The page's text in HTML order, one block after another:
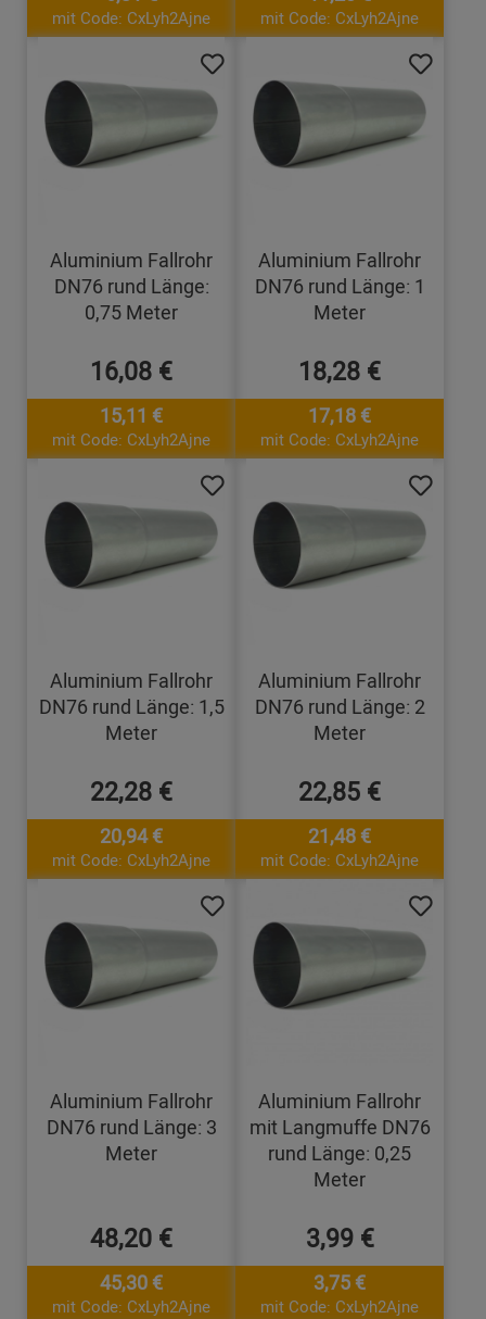
mit Code: CxLyh2Ajne mit Code: CxLyh2Ajne
Aluminium Fallrohr
DN76 rund Länge:
0,75 Meter
16,08 €
15,11 €
mit Code: CxLyh2Ajne
Aluminium Fallrohr
DN76 rund Länge: 1
Meter
18,28 €
17,18 €
mit Code: CxLyh2Ajne
Aluminium Fallrohr
DN76 rund Länge: 1,5
Meter
22,28 €
20,94 €
mit Code: CxLyh2Ajne
Aluminium Fallrohr
DN76 rund Länge: 2
Meter
22,85 €
21,48 €
mit Code: CxLyh2Ajne
Aluminium Fallrohr
DN76 rund Länge: 3
Meter
48,20 €
45,30 €
mit Code: CxLyh2Ajne
Aluminium Fallrohr
mit Langmuffe DN76
rund Länge: 0,25
Meter
3,99 €
3,75 €
mit Code: CxLyh2Ajne